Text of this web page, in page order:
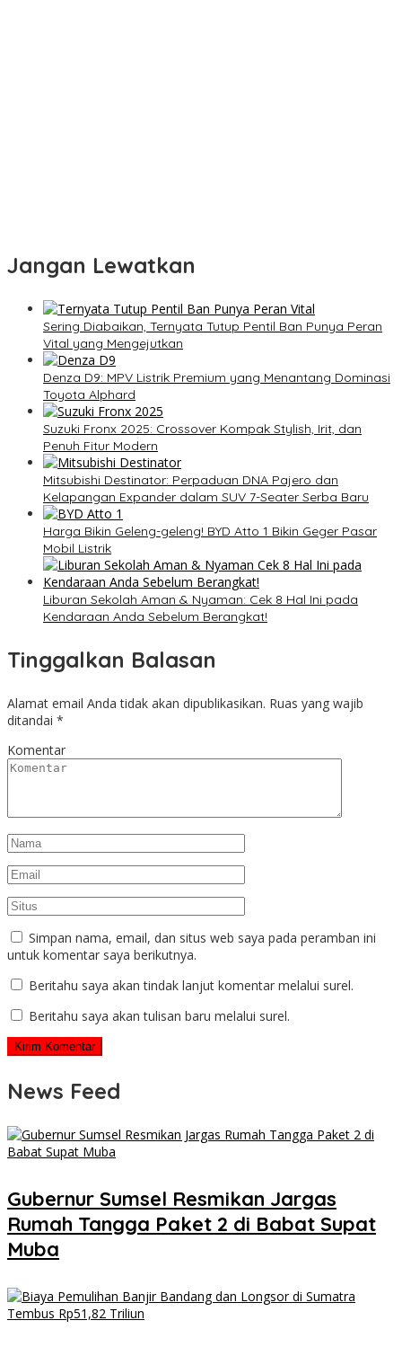
Jangan Lewatkan
Sering Diabaikan, Ternyata Tutup Pentil Ban Punya Peran
Vital yang Mengejutkan
Denza D9: MPV Listrik Premium yang Menantang Dominasi
Toyota Alphard
Suzuki Fronx 2025: Crossover Kompak Stylish, Irit, dan
Penuh Fitur Modern
Mitsubishi Destinator: Perpaduan DNA Pajero dan
Kelapangan Expander dalam SUV 7-Seater Serba Baru
Harga Bikin Geleng-geleng! BYD Atto 1 Bikin Geger Pasar
Mobil Listrik
Liburan Sekolah Aman & Nyaman: Cek 8 Hal Ini pada
Kendaraan Anda Sebelum Berangkat!
Tinggalkan Balasan
Alamat email Anda tidak akan dipublikasikan. Ruas yang wajib
ditandai *
Komentar
Simpan nama, email, dan situs web saya pada peramban ini
untuk komentar saya berikutnya.
Beritahu saya akan tindak lanjut komentar melalui surel.
Beritahu saya akan tulisan baru melalui surel.
News Feed
Gubernur Sumsel Resmikan Jargas
Rumah Tangga Paket 2 di Babat Supat
Muba